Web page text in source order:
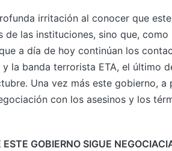
irritación al conocer que
de las instituciones, sino que,
a día de hoy continúan los
la banda terrorista ETA, el último
Una vez más este gobierno, a
con los asesinos y los
ESTE GOBIERNO SIGUE